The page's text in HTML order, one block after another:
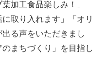
加工食品楽しみ！」
取り入れます」「オリ
る声をいただきまし
まちづくり」を目指し